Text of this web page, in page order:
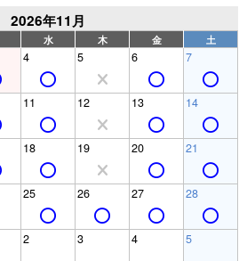
2026年11月
水 木 金 土
4 5 6 7
11 12 13 14
18 19 20 21
25 26 27 28
2 3 4 5